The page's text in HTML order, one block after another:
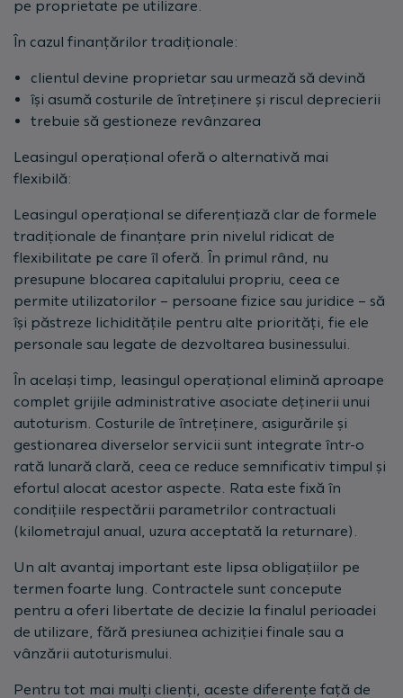
pe proprietate pe utilizare.
În cazul finanțărilor tradiționale:
clientul devine proprietar sau urmează să devină
își asumă costurile de întreținere și riscul deprecierii
trebuie să gestioneze revânzarea
Leasingul operațional oferă o alternativă mai
flexibilă:
Leasingul operațional se diferențiază clar de formele
tradiționale de finanțare prin nivelul ridicat de
flexibilitate pe care îl oferă. În primul rând, nu
presupune blocarea capitalului propriu, ceea ce
permite utilizatorilor – persoane fizice sau juridice – să
își păstreze lichiditățile pentru alte priorități, fie ele
personale sau legate de dezvoltarea businessului.
În același timp, leasingul operațional elimină aproape
complet grijile administrative asociate deținerii unui
autoturism. Costurile de întreținere, asigurările și
gestionarea diverselor servicii sunt integrate într-o
rată lunară clară, ceea ce reduce semnificativ timpul și
efortul alocat acestor aspecte. Rata este fixă în
condițiile respectării parametrilor contractuali
(kilometrajul anual, uzura acceptată la returnare).
Un alt avantaj important este lipsa obligațiilor pe
termen foarte lung. Contractele sunt concepute
pentru a oferi libertate de decizie la finalul perioadei
de utilizare, fără presiunea achiziției finale sau a
vânzării autoturismului.
Pentru tot mai mulți clienți, aceste diferențe față de